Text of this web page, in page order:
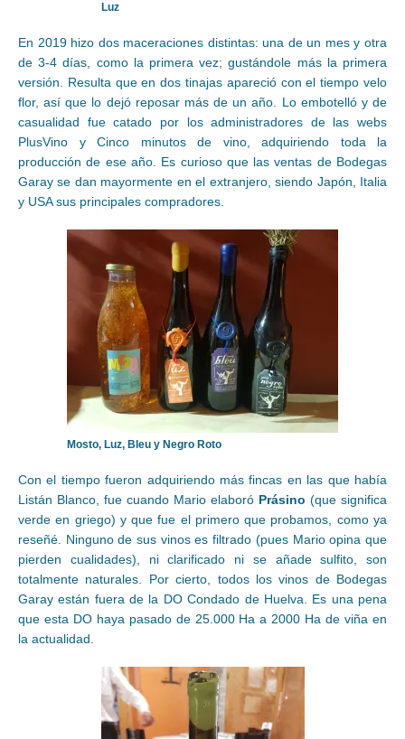
Luz
En 2019 hizo dos maceraciones distintas: una de un mes y otra
de 3-4 días, como la primera vez; gustándole más la primera
versión. Resulta que en dos tinajas apareció con el tiempo velo
flor, así que lo dejó reposar más de un año. Lo embotelló y de
casualidad fue catado por los administradores de las webs
PlusVino y Cinco minutos de vino, adquiriendo toda la
producción de ese año. Es curioso que las ventas de Bodegas
Garay se dan mayormente en el extranjero, siendo Japón, Italia
y USA sus principales compradores.
Mosto, Luz, Bleu y Negro Roto
Con el tiempo fueron adquiriendo más fincas en las que había
Listán Blanco, fue cuando Mario elaboró Prásino (que significa
verde en griego) y que fue el primero que probamos, como ya
reseñé. Ninguno de sus vinos es filtrado (pues Mario opina que
pierden cualidades), ni clarificado ni se añade sulfito, son
totalmente naturales. Por cierto, todos los vinos de Bodegas
Garay están fuera de la DO Condado de Huelva. Es una pena
que esta DO haya pasado de 25.000 Ha a 2000 Ha de viña en
la actualidad.